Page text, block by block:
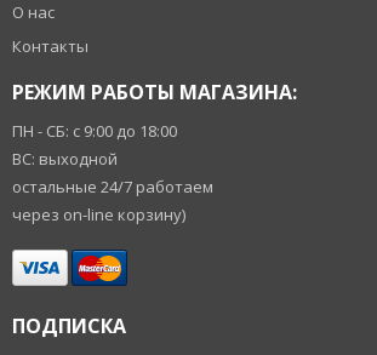
О нас
Контакты
РЕЖИМ РАБОТЫ МАГАЗИНА:
ПН - СБ: с 9:00 до 18:00
ВС: выходной
остальные 24/7 работаем
через on-line корзину)
ПОДПИСКА